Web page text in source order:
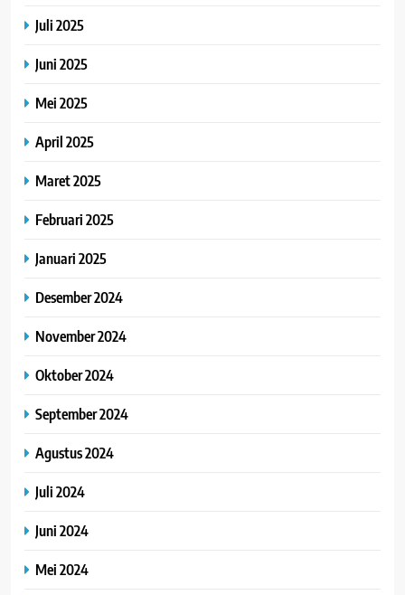
Juli 2025
Juni 2025
Mei 2025
April 2025
Maret 2025
Februari 2025
Januari 2025
Desember 2024
November 2024
Oktober 2024
September 2024
Agustus 2024
Juli 2024
Juni 2024
Mei 2024